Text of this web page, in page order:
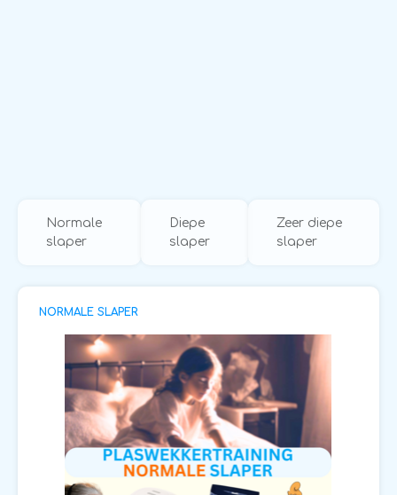
Normale
slaper
Diepe
slaper
Zeer diepe
slaper
NORMALE SLAPER